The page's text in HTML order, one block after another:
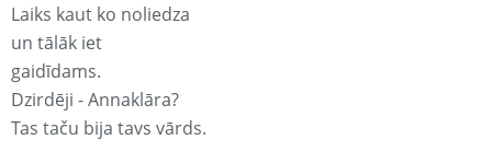
Laiks kaut ko noliedza
un tālāk iet
gaidīdams.
Dzirdēji - Annaklāra?
Tas taču bija tavs vārds.